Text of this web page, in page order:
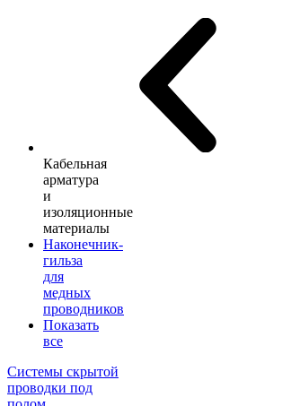
Кабельная
арматура
и
изоляционные
материалы
Наконечник-
гильза
для
медных
проводников
Показать
все
Системы скрытой
проводки под